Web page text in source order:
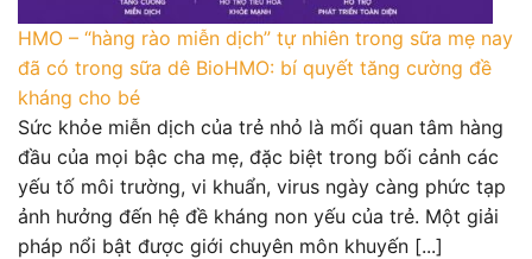
HMO – “hàng rào miễn dịch” tự nhiên trong sữa mẹ nay
đã có trong sữa dê BioHMO: bí quyết tăng cường đề
kháng cho bé
Sức khỏe miễn dịch của trẻ nhỏ là mối quan tâm hàng
đầu của mọi bậc cha mẹ, đặc biệt trong bối cảnh các
yếu tố môi trường, vi khuẩn, virus ngày càng phức tạp
ảnh hưởng đến hệ đề kháng non yếu của trẻ. Một giải
pháp nổi bật được giới chuyên môn khuyến [...]